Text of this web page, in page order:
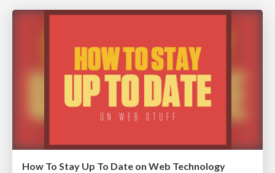
How To Stay Up To Date on Web Technology